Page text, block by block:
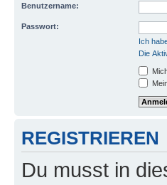
Benutzername:
Passwort:
Ich
Die
REGISTRIEREN
Du musst in